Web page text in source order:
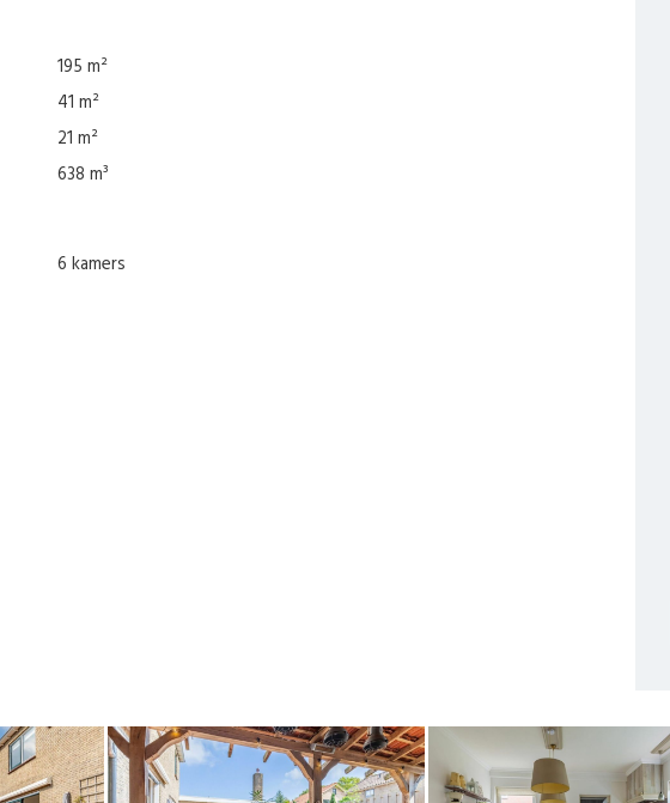
195 m²
41 m²
21 m²
638 m³
6 kamers